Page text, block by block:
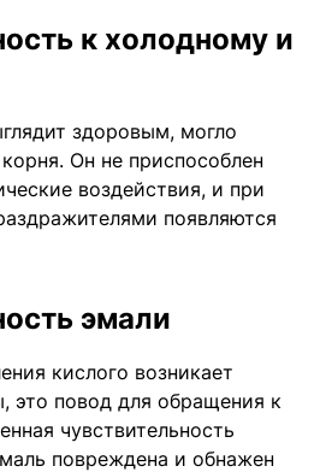
к холодному и
здоровым, могло
Он не приспособлен
воздействия, и при
появляются
эмали
кислого возникает
повод для обращения к
чувствительность
повреждена и обнажен